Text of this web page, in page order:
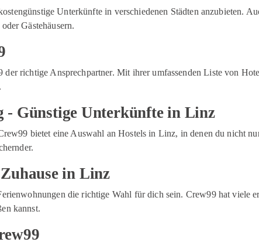
Unterkünfte in verschiedenen Städten anzubieten.
Gästehäusern.
richtige Ansprechpartner. Mit ihrer umfassenden Liste von
- Günstige Unterkünfte in Linz
bietet eine Auswahl an Hostels in Linz, in denen du nicht
in Linz
die richtige Wahl für dich sein. Crew99 hat viele
kannst.